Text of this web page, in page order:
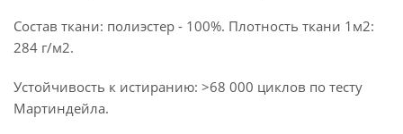
Состав ткани: полиэстер - 100%. Плотность ткани 1м2:
284 г/м2.
Устойчивость к истиранию: >68 000 циклов по тесту
Мартиндейла.